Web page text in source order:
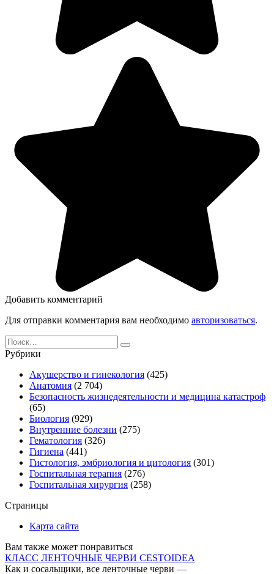
Добавить комментарий
Для отправки комментария вам необходимо авторизоваться.
Search
for:
Рубрики
Акушерство и гинекология (425)
Анатомия (2 704)
Безопасность жизнедеятельности и медицина катастроф
(65)
Биология (929)
Внутренние болезни (275)
Гематология (326)
Гигиена (441)
Гистология, эмбриология и цитология (301)
Госпитальная терапия (276)
Госпитальная хирургия (258)
Страницы
Карта сайта
Вам также может понравиться
КЛАСС ЛЕНТОЧНЫЕ ЧЕРВИ CESTOIDEA
Как и сосальщики, все ленточные черви —